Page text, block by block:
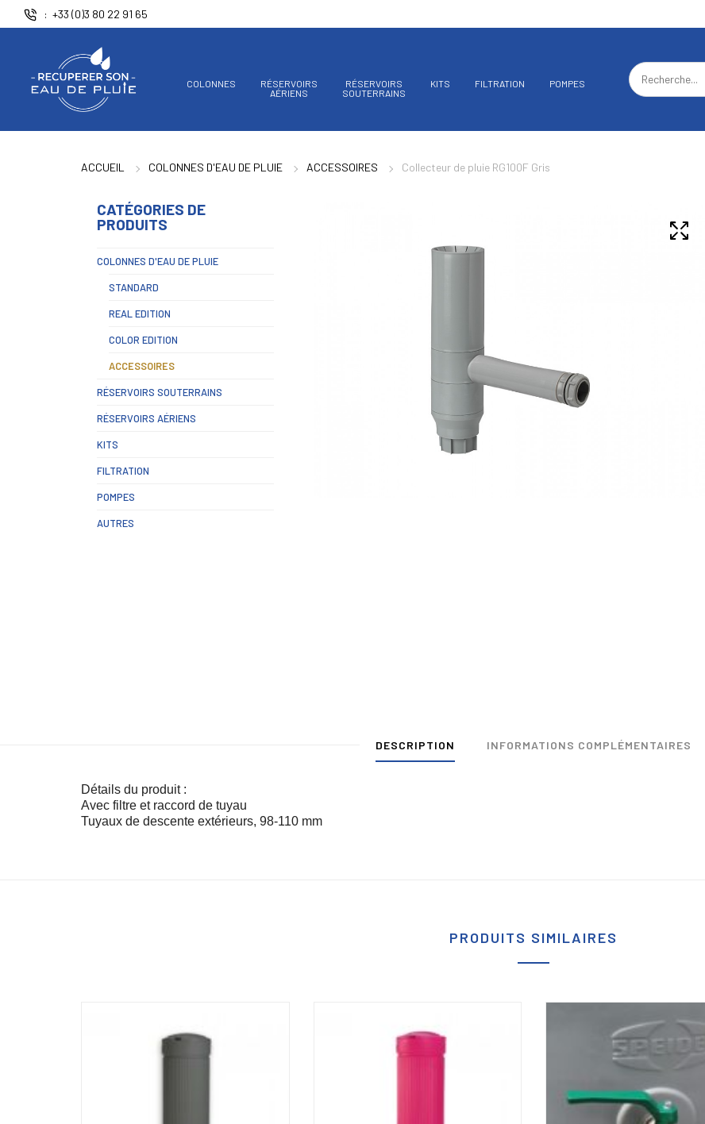
+33 (0)3 80 22 91 65
COLONNES
RÉSERVOIRS
AÉRIENS
RÉSERVOIRS
SOUTERRAINS
KITS FILTRATION POMPES
ACCUEIL COLONNES D'EAU DE PLUIE ACCESSOIRES Collecteur de pluie RG100F Gris
CATÉGORIES DE
PRODUITS
COLONNES D'EAU DE PLUIE
STANDARD
REAL EDITION
COLOR EDITION
ACCESSOIRES
RÉSERVOIRS SOUTERRAINS
RÉSERVOIRS AÉRIENS
KITS
FILTRATION
POMPES
AUTRES
DESCRIPTION INFORMATIONS COMPLÉMENTAIRES
Détails du produit :
Avec filtre et raccord de tuyau
Tuyaux de descente extérieurs, 98-110 mm
PRODUITS SIMILAIRES
Panneau de gestion des cookies